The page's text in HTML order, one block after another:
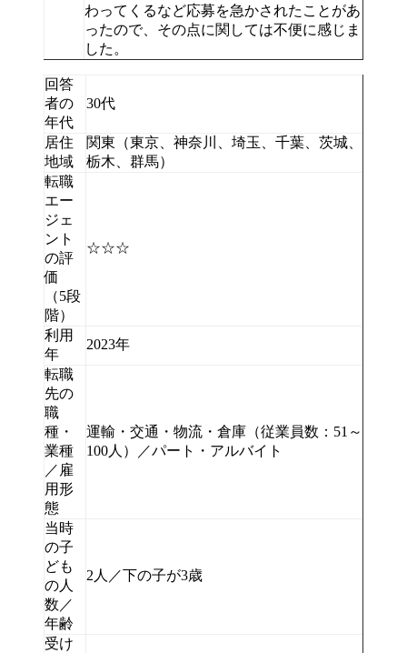
わってくるなど応募を急かされたことがあ
ったので、その点に関しては不便に感じま
した。
回答
者の
年代
30代
居住
地域
関東（東京、神奈川、埼玉、千葉、茨城、
栃木、群馬）
転職
エー
ジェ
ント
の評
価
（5段
階）
☆☆☆
利用
年
2023年
転職
先の
職
種・
業種
／雇
用形
態
運輸・交通・物流・倉庫（従業員数：51～
100人）／パート・アルバイト
当時
の子
ども
の人
数／
年齢
2人／下の子が3歳
受け